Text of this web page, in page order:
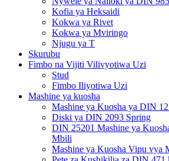
Kofia ya Heksaidi
Kokwa ya Rivet
Kokwa ya Mviringo
Njugu ya T
Skurubu
Fimbo na Vijiti Vilivyotiwa Uzi
Stud
Fimbo Iliyotiwa Uzi
Mashine ya kuosha
Mashine ya Kuosha ya DIN
Diski ya DIN 2093 Spring
DIN 25201 Mashine ya
Mbili
Mashine ya Kuosha Vipu vya